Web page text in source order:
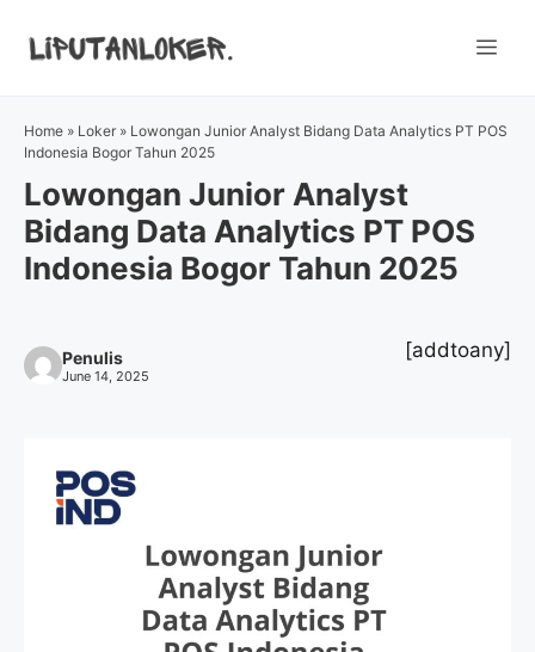
Home » Loker » Lowongan Junior Analyst Bidang Data Analytics PT POS
Indonesia Bogor Tahun 2025
Lowongan Junior Analyst
Bidang Data Analytics PT POS
Indonesia Bogor Tahun 2025
Penulis
June 14, 2025
[addtoany]